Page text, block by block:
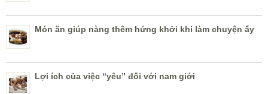
Món ăn giúp nàng thêm hứng khởi khi làm chuyện ấy
Lợi ích của việc “yêu” đối với nam giới